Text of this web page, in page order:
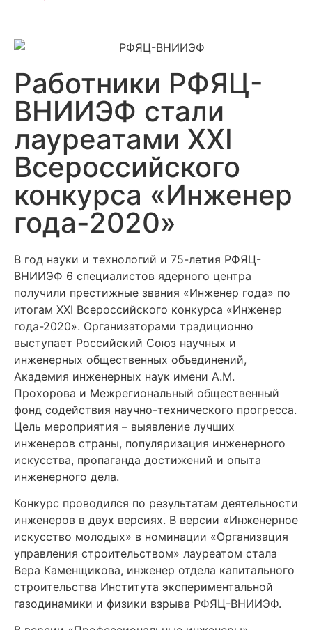
Работники РФЯЦ-
ВНИИЭФ стали
лауреатами XXI
Всероссийского
конкурса «Инженер
года-2020»
В год науки и технологий и 75-летия РФЯЦ-
ВНИИЭФ 6 специалистов ядерного центра
получили престижные звания «Инженер года» по
итогам XXI Всероссийского конкурса «Инженер
года-2020». Организаторами традиционно
выступает Российский Союз научных и
инженерных общественных объединений,
Академия инженерных наук имени А.М.
Прохорова и Межрегиональный общественный
фонд содействия научно-технического прогресса.
Цель мероприятия – выявление лучших
инженеров страны, популяризация инженерного
искусства, пропаганда достижений и опыта
инженерного дела.
Конкурс проводился по результатам деятельности
инженеров в двух версиях. В версии «Инженерное
искусство молодых» в номинации «Организация
управления строительством» лауреатом стала
Вера Каменщикова, инженер отдела капитального
строительства Института экспериментальной
газодинамики и физики взрыва РФЯЦ-ВНИИЭФ.